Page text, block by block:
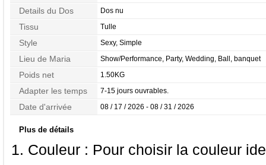
Details du Dos Dos nu
Tissu Tulle
Style Sexy, Simple
Lieu de Maria Show/Performance, Party, Wedding, Ball, banquet
Poids net 1.50KG
Adapter les temps 7-15 jours ouvrables.
Date d'arrivée 08 / 17 / 2026 - 08 / 31 / 2026
Plus de détails
Couleur : Pour choisir la couleur